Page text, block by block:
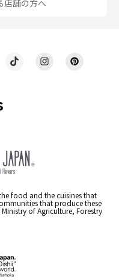
food and the cuisines that
that produce these
of Agriculture, Forestry
店舗の方へ